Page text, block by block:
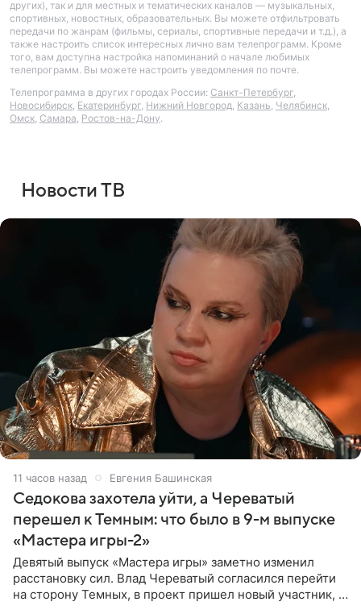
других), так и для местных и тематических каналов — музыкальных,
спортивных, новостных, образовательных. Вы можете отфильтровать
передачи по жанрам (фильмы, сериалы, спортивные передачи и т.д.), а
также настроить список интересных лично вам телепрограмм. Кроме
того, вам доступна настройка напоминаний о начале любимых
телепрограмм. Вы можете настроить уведомления по почте.
Телепрограмма в других городах России: Санкт-Петербург,
Новосибирск, Екатеринбург, Нижний Новгород, Казань, Челябинск,
Омск, Самара, Ростов-на-Дону.
Новости ТВ
11 часов назад Евгения Башинская
Седокова захотела уйти, а Череватый
перешел к Темным: что было в 9-м выпуске
«Мастера игры-2»
Девятый выпуск «Мастера игры» заметно изменил
расстановку сил. Влад Череватый согласился перейти
на сторону Темных, в проект пришел новый участник, а